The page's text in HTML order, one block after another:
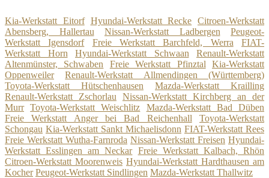
Kia-Werkstatt Eitorf Hyundai-Werkstatt Recke Citroen-Werkstatt
Abensberg, Hallertau
Nissan-Werkstatt Ladbergen
Peugeot-
Werkstatt Igensdorf
Freie Werkstatt Barchfeld, Werra
FIAT-
Werkstatt Horn
Hyundai-Werkstatt Schwaan
Renault-Werkstatt
Altenmünster, Schwaben
Freie Werkstatt Pfinztal
Kia-Werkstatt
Oppenweiler
Renault-Werkstatt Allmendingen (Württemberg)
Toyota-Werkstatt Hütschenhausen
Mazda-Werkstatt Krailling
Renault-Werkstatt Zschorlau
Nissan-Werkstatt Kirchberg an der
Murr
Toyota-Werkstatt Weischlitz
Mazda-Werkstatt Bad Düben
Freie Werkstatt Anger bei Bad Reichenhall
Toyota-Werkstatt
Schongau Kia-Werkstatt Sankt Michaelisdonn FIAT-Werkstatt Rees
Freie Werkstatt Wutha-Farnroda Nissan-Werkstatt Freisen Hyundai-
Werkstatt Esslingen am Neckar Freie Werkstatt Kalbach, Rhön
Citroen-Werkstatt Moorenweis Hyundai-Werkstatt Hardthausen am
Kocher Peugeot-Werkstatt Sindlingen Mazda-Werkstatt Thallwitz